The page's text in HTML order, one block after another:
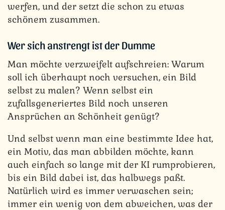
werfen, und der setzt die schon zu etwas
schönem zusammen.
Wer sich anstrengt ist der Dumme
Man möchte verzweifelt aufschreien: Warum
soll ich überhaupt noch versuchen, ein Bild
selbst zu malen? Wenn selbst ein
zufallsgeneriertes Bild noch unseren
Ansprüchen an Schönheit genügt?
Und selbst wenn man eine bestimmte Idee hat,
ein Motiv, das man abbilden möchte, kann
auch einfach so lange mit der KI rumprobieren,
bis ein Bild dabei ist, das halbwegs paßt.
Natürlich wird es immer verwaschen sein;
immer ein wenig von dem abweichen, was der